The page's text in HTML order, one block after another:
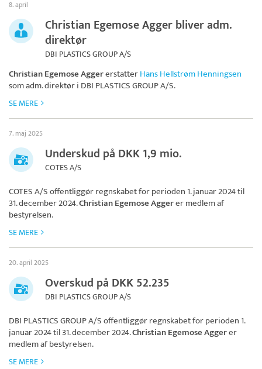
8. april
Christian Egemose Agger bliver adm.
direktør
DBI PLASTICS GROUP A/S
Christian Egemose AggererstatterHans Hellstrøm Henningsen
som adm. direktør i DBI PLASTICS GROUP A/S.
SE MERE
7. maj 2025
Underskud på DKK 1,9 mio.
COTES A/S
COTES A/Soffentliggør regnskabet for perioden 1. januar 2024 til
31. december 2024.Christian Egemose Aggerer medlem af
bestyrelsen.
SE MERE
20. april 2025
Overskud på DKK 52.235
DBI PLASTICS GROUP A/S
DBI PLASTICS GROUP A/Soffentliggør regnskabet for perioden 1.
januar 2024 til 31. december 2024.Christian Egemose Aggerer
medlem af bestyrelsen.
SE MERE